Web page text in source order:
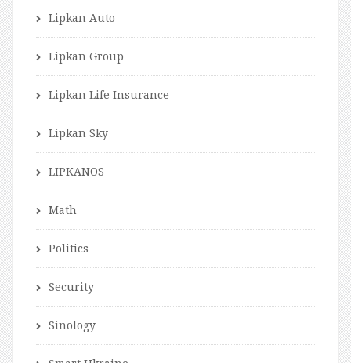
Lipkan Auto
Lipkan Group
Lipkan Life Insurance
Lipkan Sky
LIPKANOS
Math
Politics
Security
Sinology